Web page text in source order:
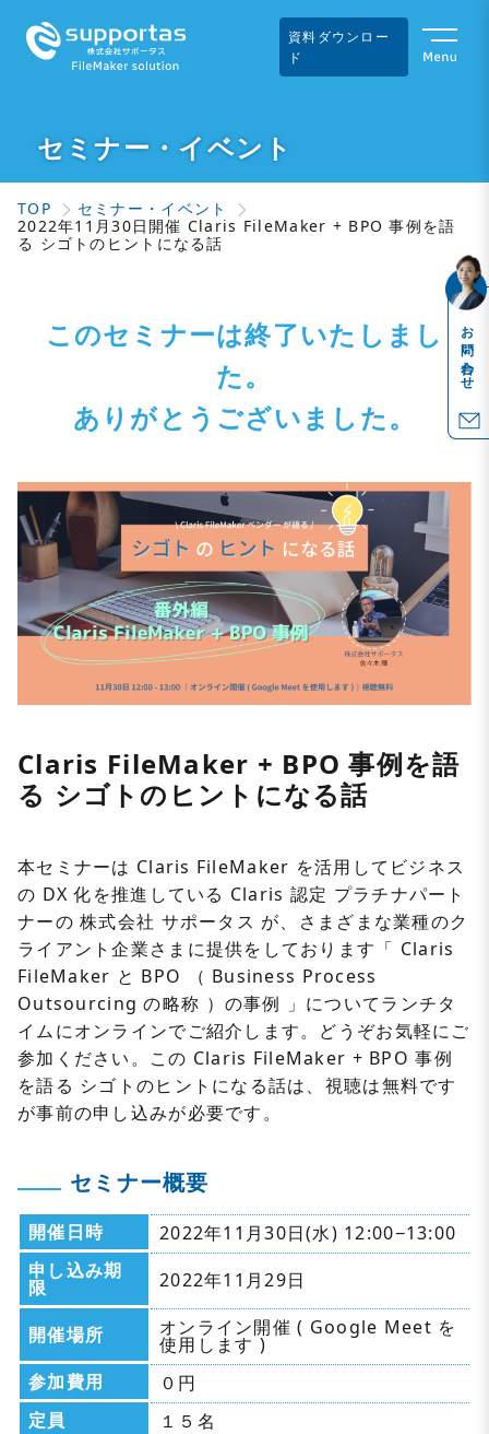
資料ダウンロー
ド
お問い合わせ
セミナー・イベント
TOP
セミナー・イベント
2022年11月30日開催 Claris FileMaker + BPO 事例を語
る シゴトのヒントになる話
このセミナーは終了いたしまし
た。
ありがとうございました。
Claris FileMaker + BPO 事例を語
る シゴトのヒントになる話
本セミナーは Claris FileMaker を活用してビジネス
の DX化を推進している Claris 認定 プラチナパート
ナーの 株式会社 サポータス が、
さまざまな業種のク
ライアント企業さまに提供をしております「 Claris
FileMaker と BPO （ Business Process
Outsourcingの略称 ）の事例 」についてランチタ
イムにオンラインでご紹介します。 どうぞお気軽にご
参加ください。この Claris FileMaker + BPO事例
を語る シゴトのヒントになる話は、 視聴は無料です
が事前の申し込みが必要です。
セミナー概要
開催日時
2022年11月30日(水) 12:00−13:00
申し込み期
限 2022年11月29日
開催場所 オンライン開催 ( Google Meet を
使用します )
参加費用
０円
定員
１５名